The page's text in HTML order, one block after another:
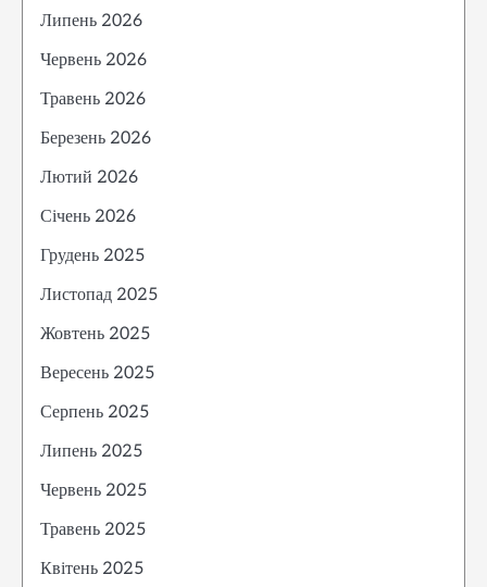
Липень 2026
Червень 2026
Травень 2026
Березень 2026
Лютий 2026
Січень 2026
Грудень 2025
Листопад 2025
Жовтень 2025
Вересень 2025
Серпень 2025
Липень 2025
Червень 2025
Травень 2025
Квітень 2025